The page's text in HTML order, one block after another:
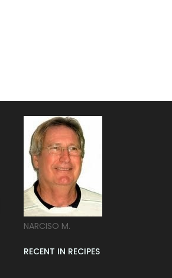
NARCISO M.
RECENT IN RECIPES